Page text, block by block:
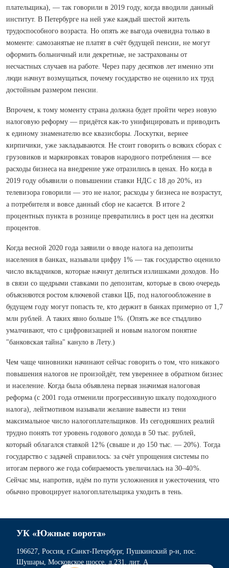
плательщика), — так говорили в 2019 году, когда вводили данный
институт. В Петербурге на ней уже каждый шестой житель
трудоспособного возраста. Но опять же выгода очевидна только в
моменте: самозанятые не платят в счёт будущей пенсии, не могут
оформить больничный или декретные, не застрахованы от
несчастных случаев на работе. Через пару десятков лет именно эти
люди начнут возмущаться, почему государство не оценило их труд
достойным размером пенсии.
Впрочем, к тому моменту страна должна будет пройти через новую
налоговую реформу — придётся как-то унифицировать и приводить
к единому знаменателю все квазисборы. Лоскутки, вернее
кирпичики, уже закладываются. Не стоит говорить о всяких сборах с
грузовиков и маркировках товаров народного потреб­ления — все
расходы бизнеса на внедрение уже отразились в ценах. Но когда в
2019 году объявили о повышении ставки НДС с 18 до 20 %, из
телевизора говорили — это не налог, расходы у бизнеса не возрастут,
а потребителя и вовсе данный сбор не касается. В итоге 2
процентных пункта в рознице превратились в рост цен на десятки
процентов.
Когда весной 2020 года за­явили о вводе налога на депозиты
населения в банках, называли цифру 1% — так государство оценило
число вкладчиков, которые начнут делиться излишками доходов. Но
в связи со щед­рыми ставками по депозитам, которые в свою очередь
объясняются ростом ключевой ставки ЦБ, под налогообложение в
будущем году могут попасть те, кто держит в банках примерно от 1,7
млн рублей. А таких явно больше 1%. (Опять же все стыдливо
умалчивают, что с цифровизацией и новым налогом понятие
"банковская тайна" кануло в Лету.)
Чем чаще чиновники начинают сейчас говорить о том, что никакого
повышения налогов не произойдёт, тем увереннее в обратном бизнес
и население. Когда была объявлена первая значимая налоговая
реформа (с 2001 года отменили прогрессивную шкалу подоходного
налога), лейтмотивом называли желание вывес­ти из тени
максимальное число налогоплательщиков. Из сегодняшних реалий
трудно понять тот уровень годового дохода в 50 тыс. рублей,
который облагался ставкой 12 % (свыше и до 150 тыс. — 20%). Тогда
государство с задачей справилось: за счёт упрощения системы по
итогам первого же года собираемость увеличилась на 30–40 %.
Сейчас мы, напротив, идём по пути усложнения и ужесточения, что
обычно провоцирует налогоплательщика уходить в тень.
УК «Южные ворота»
196627, Россия, г.Санкт-Петербург, Пушкинский р-н, пос.
Шушары, Московское шоссе, д.231, лит. А